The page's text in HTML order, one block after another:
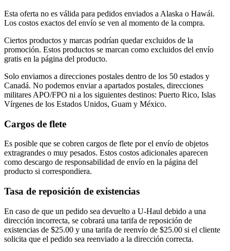
Esta oferta no es válida para pedidos enviados a Alaska o Hawái.
Los costos exactos del envío se ven al momento de la compra.
Ciertos productos y marcas podrían quedar excluidos de la
promoción. Estos productos se marcan como excluidos del envío
gratis en la página del producto.
Solo enviamos a direcciones postales dentro de los 50 estados y
Canadá. No podemos enviar a apartados postales, direcciones
militares APO/FPO ni a los siguientes destinos: Puerto Rico, Islas
Vírgenes de los Estados Unidos, Guam y México.
Cargos de flete
Es posible que se cobren cargos de flete por el envío de objetos
extragrandes o muy pesados. Estos costos adicionales aparecen
como descargo de responsabilidad de envío en la página del
producto si correspondiera.
Tasa de reposición de existencias
En caso de que un pedido sea devuelto a U-Haul debido a una
dirección incorrecta, se cobrará una tarifa de reposición de
existencias de $25.00 y una tarifa de reenvío de $25.00 si el cliente
solicita que el pedido sea reenviado a la dirección correcta.